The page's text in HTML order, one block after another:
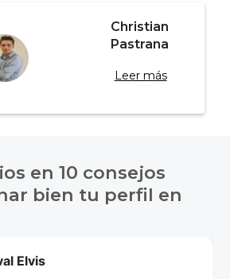
Christian
Pastrana
Leer más
en10 consejos
bien tu perfil en
Elvis